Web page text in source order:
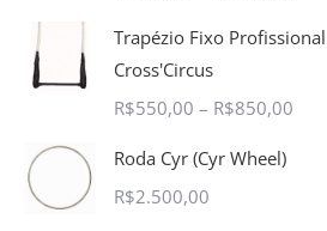
Trapézio Fixo
Cross'Circus
R$550,00 – R$850,00
Roda Cyr (Cyr Wheel)
R$2.500,00